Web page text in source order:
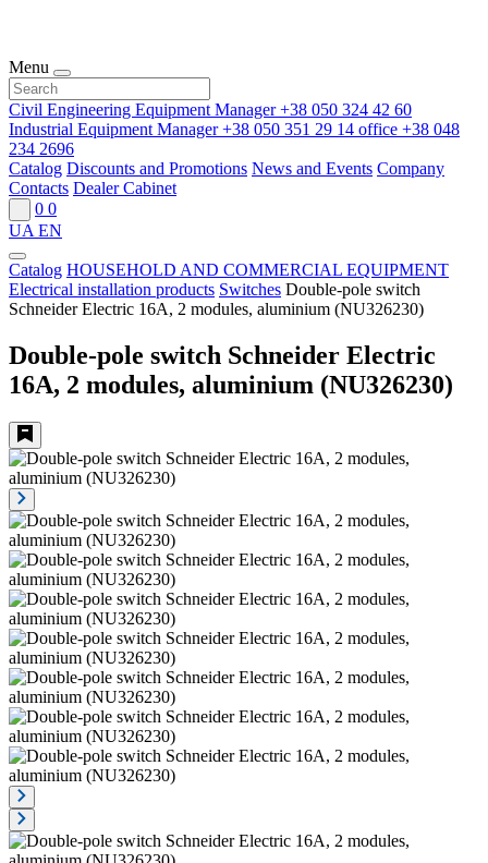
Menu
Civil Engineering Equipment Manager+38 050 324 42 60
Industrial Equipment Manager+38 050 351 29 14 office +38 048
234 2696
Catalog Discounts and Promotions News and Events Company
Contacts Dealer Cabinet
0 0
UA EN
Catalog HOUSEHOLD AND COMMERCIAL EQUIPMENT
Electrical installation products Switches Double-pole switch
Schneider Electric 16A, 2 modules, aluminium (NU326230)
Double-pole switch Schneider Electric
16A, 2 modules, aluminium (NU326230)